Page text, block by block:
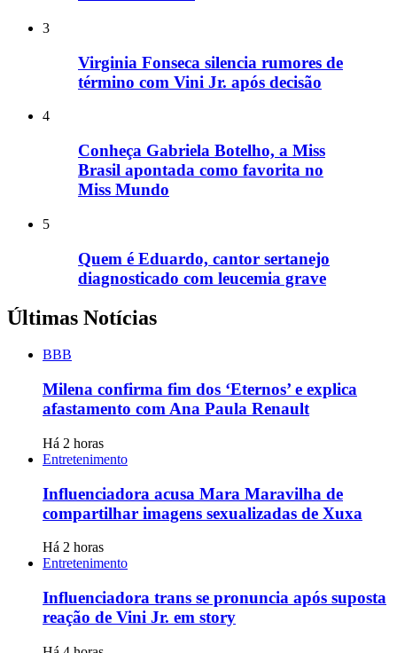
3
Virginia Fonseca silencia rumores de
término com Vini Jr. após decisão
4
Conheça Gabriela Botelho, a Miss
Brasil apontada como favorita no
Miss Mundo
5
Quem é Eduardo, cantor sertanejo
diagnosticado com leucemia grave
Últimas Notícias
BBB
Milena confirma fim dos ‘Eternos’ e explica
afastamento com Ana Paula Renault
Há 2 horas
Entretenimento
Influenciadora acusa Mara Maravilha de
compartilhar imagens sexualizadas de Xuxa
Há 2 horas
Entretenimento
Influenciadora trans se pronuncia após suposta
reação de Vini Jr. em story